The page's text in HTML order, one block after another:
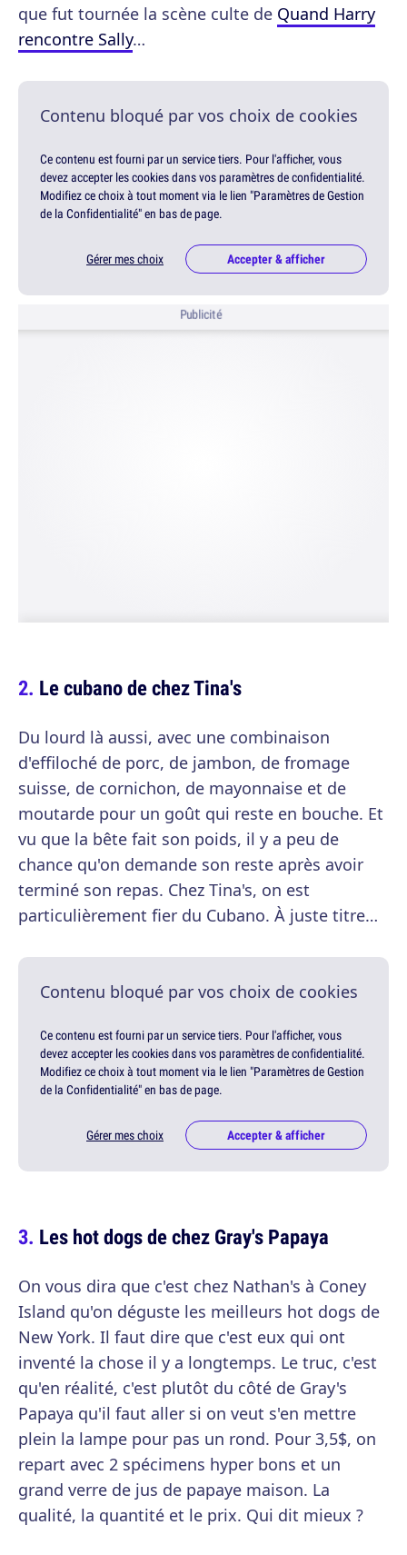
que fut tournée la scène culte de Quand Harry
rencontre Sally…
Contenu bloqué par vos choix de cookies
Ce contenu est fourni par un service tiers. Pour l'afficher, vous
devez accepter les cookies dans vos paramètres de confidentialité.
Modifiez ce choix à tout moment via le lien "Paramètres de Gestion
de la Confidentialité" en bas de page.
Gérer mes choix Accepter & afficher
Publicité
Le cubano de chez Tina's
Du lourd là aussi, avec une combinaison
d'effiloché de porc, de jambon, de fromage
suisse, de cornichon, de mayonnaise et de
moutarde pour un goût qui reste en bouche. Et
vu que la bête fait son poids, il y a peu de
chance qu'on demande son reste après avoir
terminé son repas. Chez Tina's, on est
particulièrement fier du Cubano. À juste titre…
Contenu bloqué par vos choix de cookies
Ce contenu est fourni par un service tiers. Pour l'afficher, vous
devez accepter les cookies dans vos paramètres de confidentialité.
Modifiez ce choix à tout moment via le lien "Paramètres de Gestion
de la Confidentialité" en bas de page.
Gérer mes choix Accepter & afficher
Les hot dogs de chez Gray's Papaya
On vous dira que c'est chez Nathan's à Coney
Island qu'on déguste les meilleurs hot dogs de
New York. Il faut dire que c'est eux qui ont
inventé la chose il y a longtemps. Le truc, c'est
qu'en réalité, c'est plutôt du côté de Gray's
Papaya qu'il faut aller si on veut s'en mettre
plein la lampe pour pas un rond. Pour 3,5$, on
repart avec 2 spécimens hyper bons et un
grand verre de jus de papaye maison. La
qualité, la quantité et le prix. Qui dit mieux ?